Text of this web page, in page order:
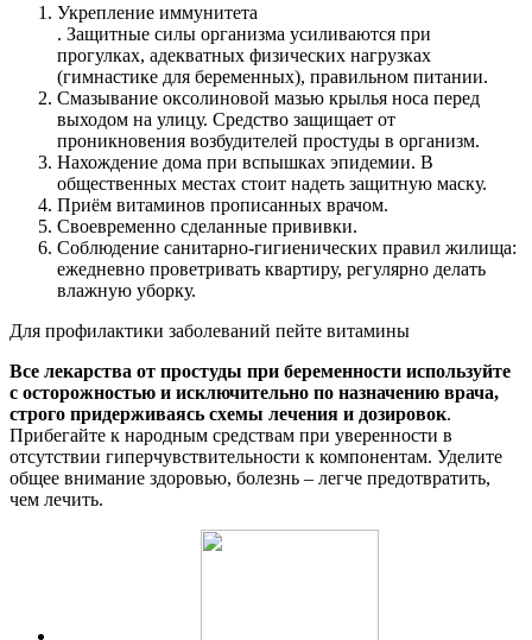
Укрепление иммунитета
. Защитные силы организма усиливаются при
прогулках, адекватных физических нагрузках
(гимнастике для беременных), правильном питании.
Смазывание оксолиновой мазью крылья носа перед
выходом на улицу. Средство защищает от
проникновения возбудителей простуды в организм.
Нахождение дома при вспышках эпидемии. В
общественных местах стоит надеть защитную маску.
Приём витаминов прописанных врачом.
Своевременно сделанные прививки.
Соблюдение санитарно-гигиенических правил жилища:
ежедневно проветривать квартиру, регулярно делать
влажную уборку.
Для профилактики заболеваний пейте витамины
Все лекарства от простуды при беременности используйте
с осторожностью и исключительно по назначению врача,
строго придерживаясь схемы лечения и дозировок.
Прибегайте к народным средствам при уверенности в
отсутствии гиперчувствительности к компонентам. Уделите
общее внимание здоровью, болезнь – легче предотвратить,
чем лечить.